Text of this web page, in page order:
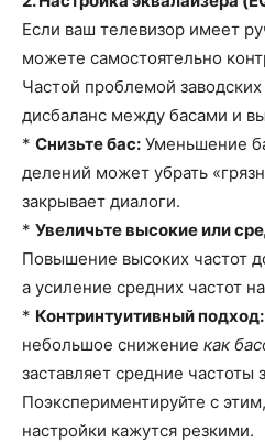
Если ваш телевизор имеет
можете самостоятельно
Частой проблемой
дисбаланс между басами и
* Снизьте бас: Уменьшение
делений может убрать
закрывает диалоги.
* Увеличьте высокие или
Повышение высоких частот
а усиление средних частот
* Контринтуитивный подход:
небольшое снижение как
заставляет средние частоты
Поэкспериментируйте с
настройки кажутся резкими.